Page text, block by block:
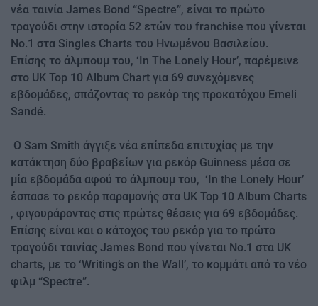
νέα ταινία James Bond “Spectre”, είναι το πρώτο
τραγούδι στην ιστορία 52 ετών του franchise που γίνεται
Νο.1 στα Singles Charts του Ηνωμένου Βασιλείου.
Επίσης το άλμπουμ του, ‘In The Lonely Hour’, παρέμεινε
στο UK Top 10 Album Chart για 69 συνεχόμενες
εβδομάδες, σπάζοντας το ρεκόρ της προκατόχου Emeli
Sandé.
Ο Sam Smith άγγιξε νέα επίπεδα επιτυχίας με την
κατάκτηση δύο βραβείων για ρεκόρ Guinness μέσα σε
μία εβδομάδα αφού το άλμπουμ του, ‘In the Lonely Hour’
έσπασε το ρεκόρ παραμονής στα UK Top 10 Album Charts
, φιγουράροντας στις πρώτες θέσεις για 69 εβδομάδες.
Επίσης είναι και ο κάτοχος του ρεκόρ για το πρώτο
τραγούδι ταινίας James Bond που γίνεται No.1 στα UK
charts, με το ‘Writing’s on the Wall’, το κομμάτι από το νέο
φιλμ “Spectre”.